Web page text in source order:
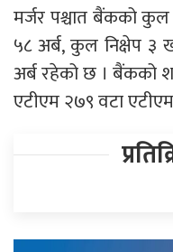
मर्जर पश्चात बैंकको
५८ अर्ब, कुल निक्षेप ३
अर्ब रहेको छ । बैंकको
एटीएम २७९ वटा